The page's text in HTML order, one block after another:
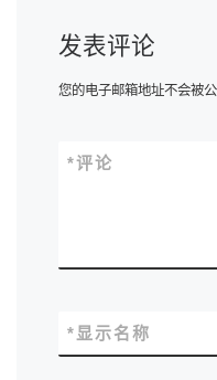
发表评论
您的电子邮箱地址不会被公
评论
*
显示名称
*